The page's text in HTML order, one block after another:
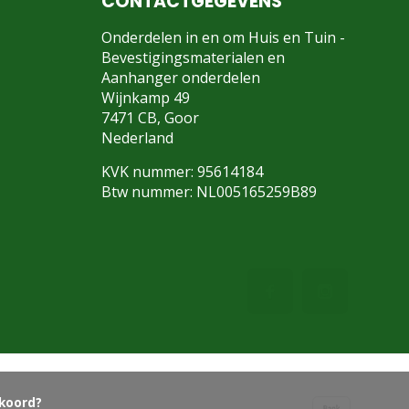
Onderdelen in en om Huis en Tuin -
Bevestigingsmaterialen en
Aanhanger onderdelen
Wijnkamp 49
7471 CB, Goor
Nederland
KVK nummer: 95614184
Btw nummer: NL005165259B89